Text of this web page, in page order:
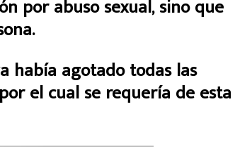
por abuso sexual, sino que
había agotado todas las
el cual se requería de esta